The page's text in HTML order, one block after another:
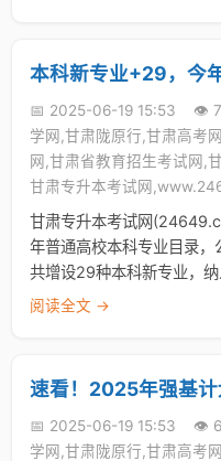
本科新专业+29，今
📅 2025-06-19 15:53 👁️
学网,甘肃陇原行,甘肃高考
网,甘肃省教育招生考试网,
甘肃专升本考试网
甘肃专升本考试网
年普通高校本科专业目录，
共增设29种本科新专业，
阅读全文 →
速看！2025年强基
📅 2025-06-19 15:53 👁️
学网,甘肃陇原行,甘肃高考